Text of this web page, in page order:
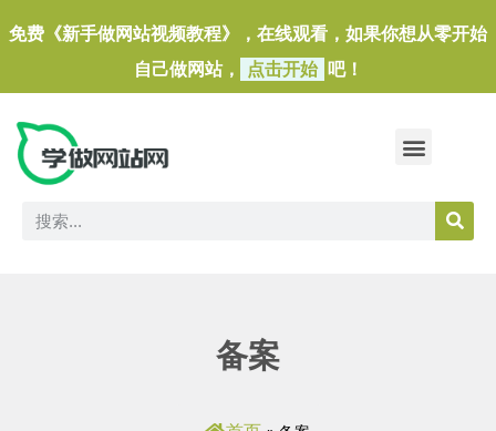
免费《新手做网站视频教程》，在线观看，如果你想从零开始
自己做网站，
点击开始 吧！
备案